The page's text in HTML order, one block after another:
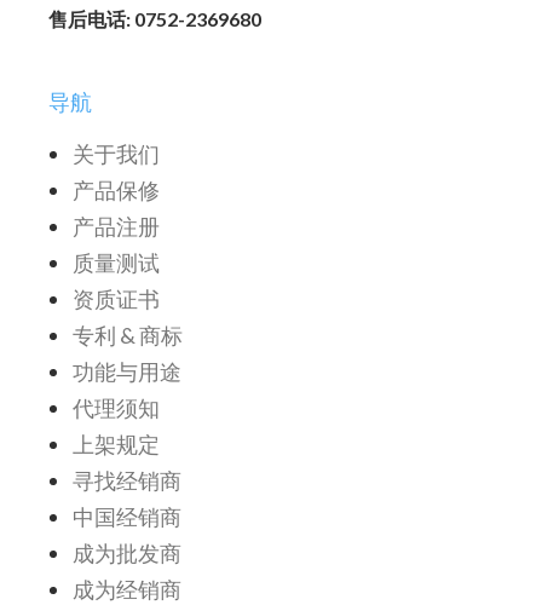
售后电话: 0752-2369680
导航
关于我们
产品保修
产品注册
质量测试
资质证书
专利 & 商标
功能与用途
代理须知
上架规定
寻找经销商
中国经销商
成为批发商
成为经销商